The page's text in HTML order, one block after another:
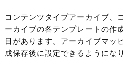
コンテンツタイプアーカイブ、
ーカイブの各テンプレートの作
目があります。アーカイブマッ
成保存後に設定できるようにな